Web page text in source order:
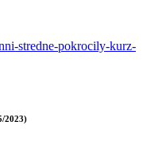
stredne-pokrocily-kurz-
2023)